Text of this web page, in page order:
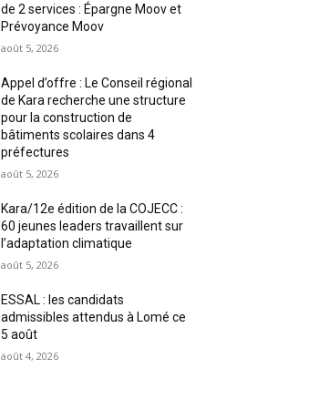
de 2 services : Épargne Moov et
Prévoyance Moov
août 5, 2026
Appel d’offre : Le Conseil régional
de Kara recherche une structure
pour la construction de
bâtiments scolaires dans 4
préfectures
août 5, 2026
Kara/12e édition de la COJECC :
60 jeunes leaders travaillent sur
l’adaptation climatique
août 5, 2026
ESSAL : les candidats
admissibles attendus à Lomé ce
5 août
août 4, 2026